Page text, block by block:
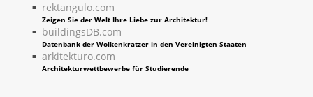
rektangulo.com
Zeigen Sie der Welt Ihre Liebe zur Architektur!
buildingsDB.com
Datenbank der Wolkenkratzer in den Vereinigten Staaten
arkitekturo.com
Architekturwettbewerbe für Studierende